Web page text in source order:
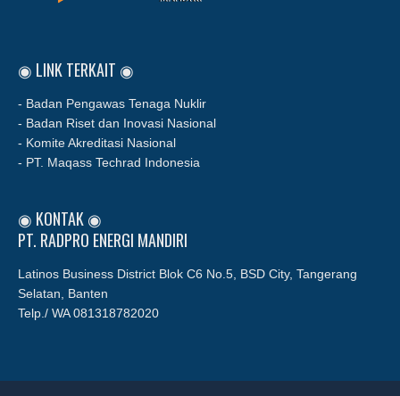
◉ LINK TERKAIT ◉
- Badan Pengawas Tenaga Nuklir
- Badan Riset dan Inovasi Nasional
- Komite Akreditasi Nasional
- PT. Maqass Techrad Indonesia
◉ KONTAK ◉
PT. RADPRO ENERGI MANDIRI
Latinos Business District Blok C6 No.5, BSD City, Tangerang
Selatan, Banten
Telp./ WA081318782020